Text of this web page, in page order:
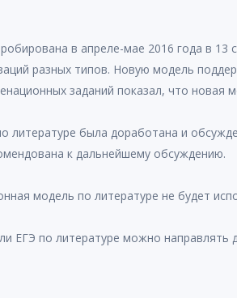
в апреле-мае 2016 года в
разных типов. Новую модель
заданий показал, что
литературе была доработана и
к дальнейшему обсуждению.
модель по литературе не будет
ЕГЭ по литературе можно